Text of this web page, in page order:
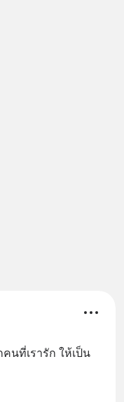
นที่เรารัก ให้เป็น